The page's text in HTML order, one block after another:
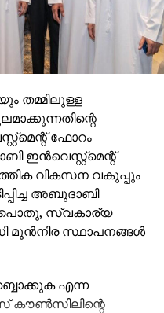
തമ്മിലുള്ള
ഫോറം
ഇന്‍വെസ്റ്റ്മെന്റ്
വികസന വകുപ്പും
അബുദാബി
പൊതു, സ്വകാര്യ
മുന്‍നിര സ്ഥാപനങ്ങള്‍
എന്ന
കൗണ്‍സിലിന്റെ